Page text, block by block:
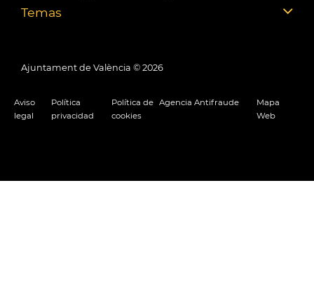
Temas
Ajuntament de València © 2026
Aviso
legal
Política
privacidad
Política de
cookies
Agencia Antifraude
Mapa
Web